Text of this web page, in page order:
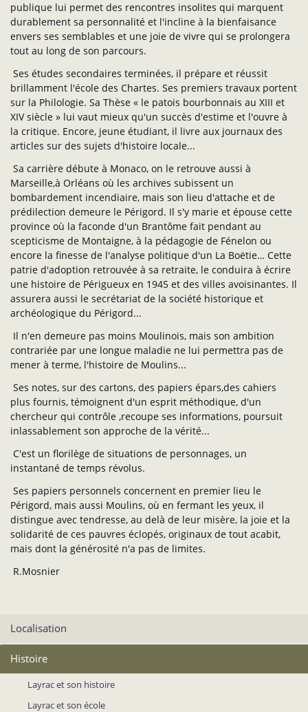
publique lui permet des rencontres insolites qui marquent
durablement sa personnalité et l'incline à la bienfaisance
envers ses semblables et une joie de vivre qui se prolongera
tout au long de son parcours.
Ses études secondaires terminées, il prépare et réussit
brillamment l'école des Chartes. Ses premiers travaux portent
sur la Philologie. Sa Thèse « le patois bourbonnais au XIII et
XIV siècle » lui vaut mieux qu'un succès d'estime et l'ouvre à
la critique. Encore, jeune étudiant, il livre aux journaux des
articles sur des sujets d'histoire locale...
Sa carrière débute à Monaco, on le retrouve aussi à
Marseille,à Orléans où les archives subissent un
bombardement incendiaire, mais son lieu d'attache et de
prédilection demeure le Périgord. Il s'y marie et épouse cette
province où la faconde d'un Brantôme fait pendant au
scepticisme de Montaigne, à la pédagogie de Fénelon ou
encore la finesse de l'analyse politique d'un La Boëtie… Cette
patrie d'adoption retrouvée à sa retraite, le conduira à écrire
une histoire de Périgueux en 1945 et des villes avoisinantes. Il
assurera aussi le secrétariat de la société historique et
archéologique du Périgord...
Il n'en demeure pas moins Moulinois, mais son ambition
contrariée par une longue maladie ne lui permettra pas de
mener à terme, l'histoire de Moulins...
Ses notes, sur des cartons, des papiers épars,des cahiers
plus fournis, témoignent d'un esprit méthodique, d'un
chercheur qui contrôle ,recoupe ses informations, poursuit
inlassablement son approche de la vérité...
C'est un florilège de situations de personnages, un
instantané de temps révolus.
Ses papiers personnels concernent en premier lieu le
Périgord, mais aussi Moulins, où en fermant les yeux, il
distingue avec tendresse, au delà de leur misère, la joie et la
solidarité de ces pauvres éclopés, originaux de tout acabit,
mais dont la générosité n'a pas de limites.
R.Mosnier
Localisation
Histoire
Layrac et son histoire
Layrac et son école